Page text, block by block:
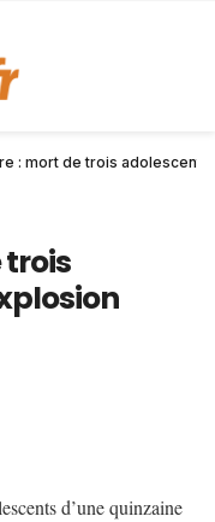
: mort de trois adolescents
trois
d’une quinzaine